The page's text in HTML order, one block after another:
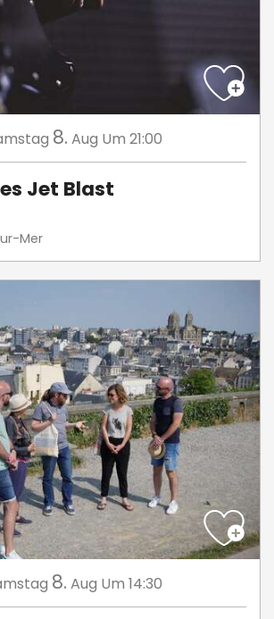
8. Aug Um 21:00
Jet Blast
Mer
8. Aug Um 14:30